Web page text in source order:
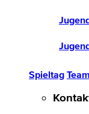
Spieltag